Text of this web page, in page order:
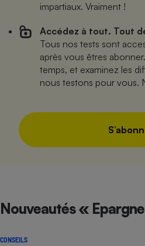
impartiaux. Vraiment !
Accédez à tout. Tout
Tous nos tests sont
après vous êtres
temps, et examinez les
nous testons pour vous.
Nouveautés «
CONSEILS